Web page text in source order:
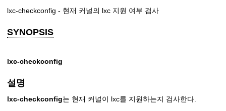
lxc-checkconfig - 현재 커널의 lxc 지원 여부 검사
SYNOPSIS
lxc-checkconfig
설명
lxc-checkconfig는 현재 커널이 lxc를 지원하는지 검사한다.